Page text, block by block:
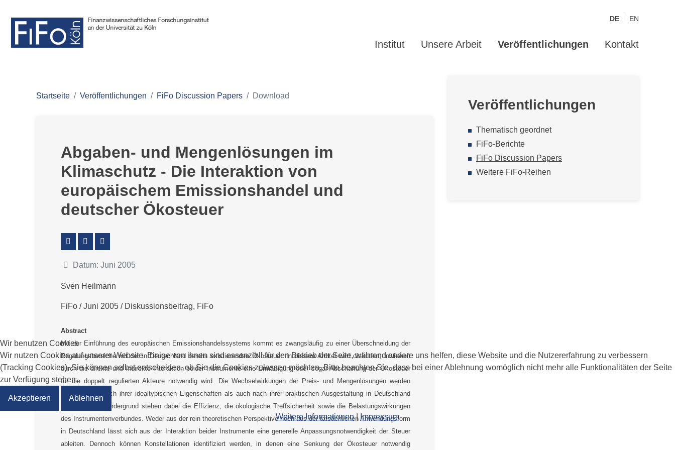
DE EN
Institut Unsere Arbeit Veröffentlichungen Kontakt
Startseite Veröffentlichungen FiFo Discussion Papers Download
Abgaben- und Mengenlösungen im
Klimaschutz - Die Interaktion von
europäischem Emissionshandel und
deutscher Ökosteuer
Datum: Juni 2005
Sven Heilmann
FiFo / Juni 2005 / Diskussionsbeitrag, FiFo
Abstract
Mit der Einführung des europäischen Emissionshandelssystems kommt es zwangsläufig zu einer Überschneidung der
Regelungsbereiche mit der in Deutschland bereits existierenden Ökosteuer. In diesem Artikel wird diskutiert, inwieweit
durch die direkte und indirekte Interaktion beider Instrumente eine Ermäßigung oder sogar Abschaffung der Ökosteuer
für die doppelt regulierten Akteure notwendig wird. Die Wechselwirkungen der Preis- und Mengenlösungen werden
sowohl hinsichtlich ihrer idealtypischen Eigenschaften als auch nach ihrer praktischen Ausgestaltung in Deutschland
analysiert. Im Vordergrund stehen dabei die Effizienz, die ökologische Treffsicherheit sowie die Belastungswirkungen
des Instrumentenverbundes. Weder aus der rein theoretischen Perspektive noch aus der tatsächlichen Anwendungsform
in Deutschland lässt sich aus der Interaktion beider Instrumente eine generelle Anpassungsnotwendigkeit der Steuer
ableiten. Dennoch können Konstellationen identifiziert werden, in denen eine Senkung der Ökosteuer notwendig
Veröffentlichungen
Thematisch geordnet
FiFo-Berichte
FiFo Discussion Papers
Weitere FiFo-Reihen
Wir benutzen Cookies
Wir nutzen Cookies auf unserer Website. Einige von ihnen sind essenziell für den Betrieb der Seite, während andere uns helfen, diese Website und die Nutzererfahrung zu verbessern
(Tracking Cookies). Sie können selbst entscheiden, ob Sie die Cookies zulassen möchten. Bitte beachten Sie, dass bei einer Ablehnung womöglich nicht mehr alle Funktionalitäten der Seite
zur Verfügung stehen.
Akzeptieren Ablehnen
Weitere Informationen| Impressum